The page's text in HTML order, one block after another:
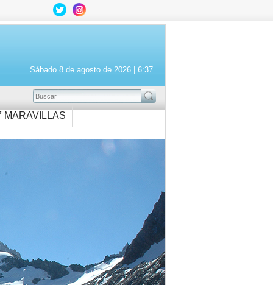
Sábado 8 de agosto de 2026 | 6:37
BUSCAR
MARAVILLAS